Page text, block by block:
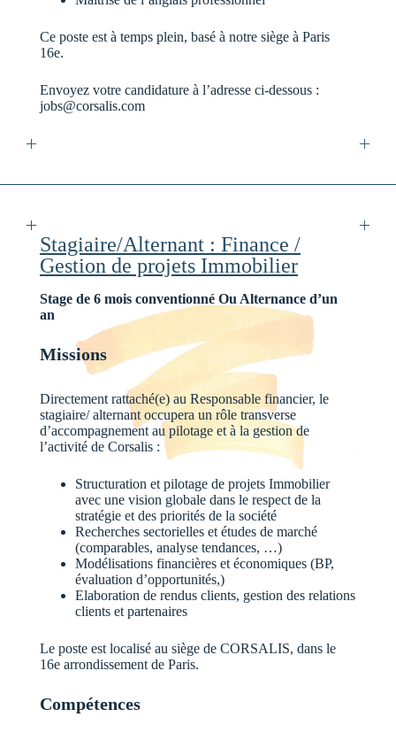
Ce poste est à temps plein, basé à notre siège à Paris
16e.
Envoyez votre candidature à l’adresse ci-dessous :
jobs@corsalis.com
Stagiaire/Alternant : Finance /
Gestion de projets Immobilier
Stage de 6 mois conventionné Ou Alternance d’un
an
Missions
Directement rattaché(e) au Responsable financier, le
stagiaire/ alternant occupera un rôle transverse
d’accompagnement au pilotage et à la gestion de
l’activité de Corsalis :
Structuration et pilotage de projets Immobilier
avec une vision globale dans le respect de la
stratégie et des priorités de la société
Recherches sectorielles et études de marché
(comparables, analyse tendances, …)
Modélisations financières et économiques (BP,
évaluation d’opportunités,)
Elaboration de rendus clients, gestion des relations
clients et partenaires
Le poste est localisé au siège de CORSALIS, dans le
16e arrondissement de Paris.
Compétences